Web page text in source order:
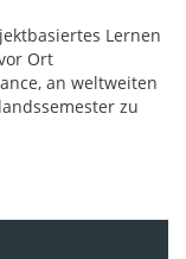
Lernen
Ort
an weltweiten
zu